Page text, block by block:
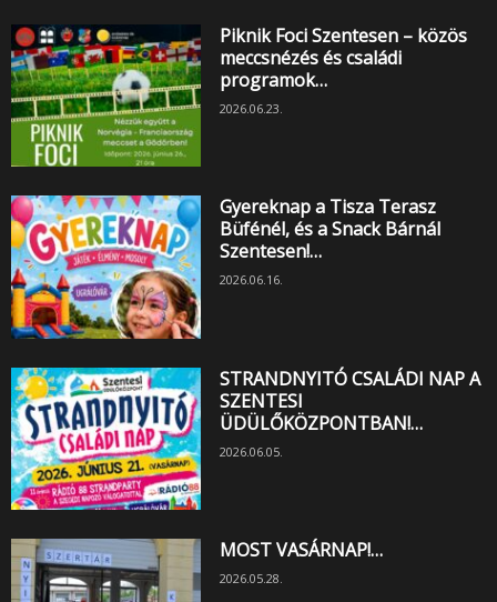
Piknik Foci Szentesen – közös
meccsnézés és családi
programok…
2026.06.23.
Gyereknap a Tisza Terasz
Büfénél, és a Snack Bárnál
Szentesen!…
2026.06.16.
STRANDNYITÓ CSALÁDI NAP A
SZENTESI
ÜDÜLŐKÖZPONTBAN!…
2026.06.05.
MOST VASÁRNAP!…
2026.05.28.